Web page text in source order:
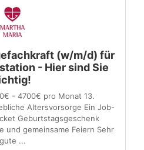
(w/m/d) für
- Hier sind Sie
- 4700€ pro Monat 13.
Altersvorsorge Ein Job-
Geburtstagsgeschenk
und gemeinsame Feiern Sehr
gute ...